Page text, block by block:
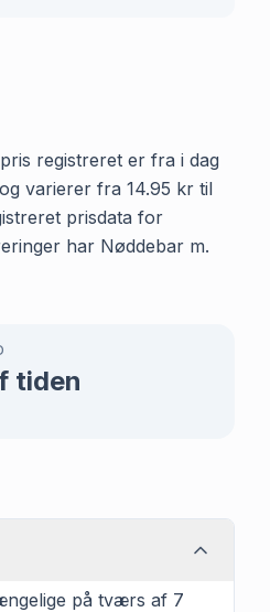
registreret er fra i dag
varierer fra 14.95 kr til
prisdata for
har Nøddebar m.
tiden
på tværs af 7